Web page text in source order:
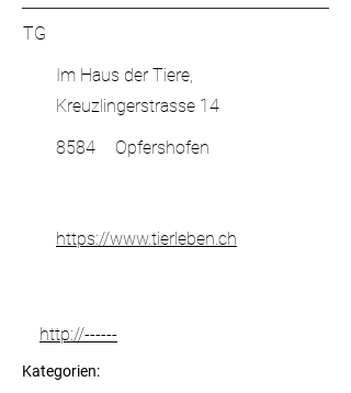
TG
Im Haus der Tiere,
Kreuzlingerstrasse 14
8584
Opfershofen
https://www.tierleben.ch
http://------
Kategorien: